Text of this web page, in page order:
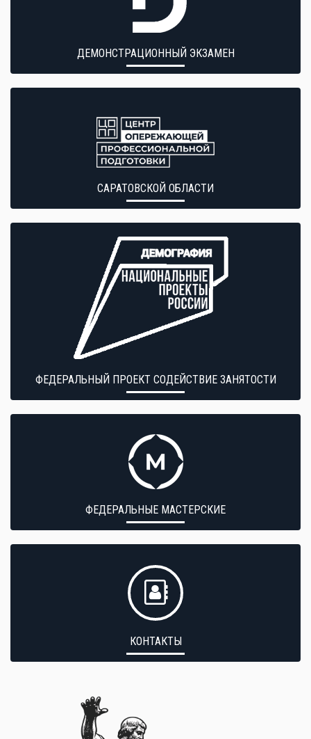
ДЕМОНСТРАЦИОННЫЙ ЭКЗАМЕН
САРАТОВСКОЙ ОБЛАСТИ
ФЕДЕРАЛЬНЫЙ ПРОЕКТ СОДЕЙСТВИЕ ЗАНЯТОСТИ
ФЕДЕРАЛЬНЫЕ МАСТЕРСКИЕ
КОНТАКТЫ